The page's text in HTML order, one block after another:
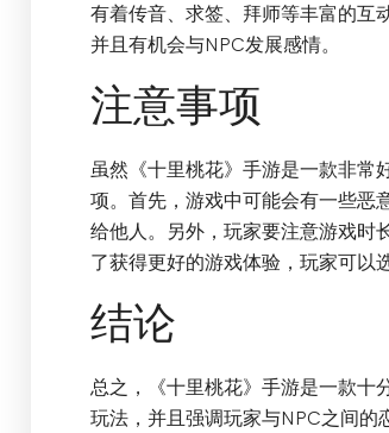
有着传音、求签、拜师等丰富的互
并且有机会与NPC发展感情。
注意事项
虽然《十里桃花》手游是一款非常
项。首先，游戏中可能会有一些恶
给他人。另外，玩家要注意游戏时
了获得更好的游戏体验，玩家可以
结论
总之，《十里桃花》手游是一款十
玩法，并且强调玩家与NPC之间的